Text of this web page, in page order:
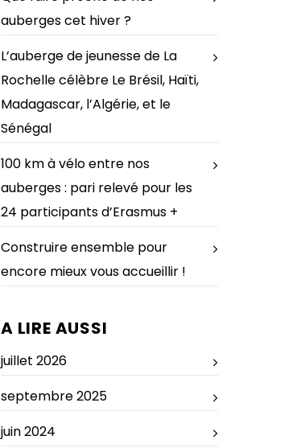
auberges cet hiver ?
L’auberge de jeunesse de La
Rochelle célèbre Le Brésil, Haïti,
Madagascar, l’Algérie, et le
Sénégal
100 km à vélo entre nos
auberges : pari relevé pour les
24 participants d’Erasmus +
Construire ensemble pour
encore mieux vous accueillir !
A LIRE AUSSI
juillet 2026
septembre 2025
juin 2024